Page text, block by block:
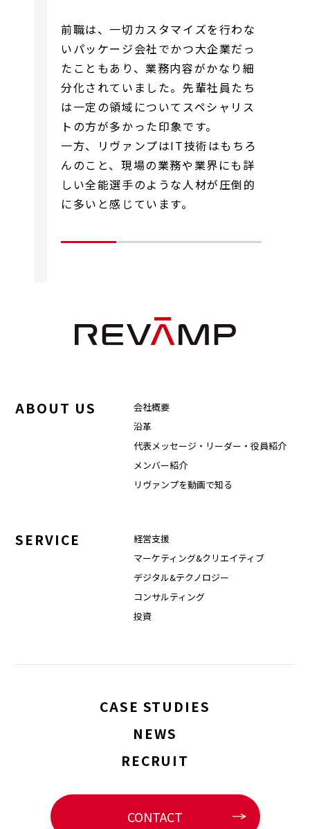
前職は、一切カスタマイズを行わな
いパッケージ会社でかつ大企業だっ
たこともあり、業務内容がかなり細
分化されていました。先輩社員たち
は一定の領域についてスペシャリス
トの方が多かった印象です。
一方、リヴァンプはIT技術はもちろ
んのこと、現場の業務や業界にも詳
しい全能選手のような人材が圧倒的
に多いと感じています。
ABOUT US
会社概要
沿革
代表メッセージ・リーダー・役員紹介
メンバー紹介
リヴァンプを動画で知る
SERVICE
経営支援
マーケティング&クリエイティブ
デジタル&テクノロジー
コンサルティング
投資
CASE STUDIES
NEWS
RECRUIT
CONTACT